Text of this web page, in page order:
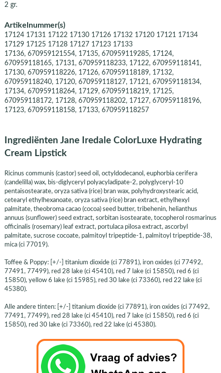
2 gr.
Artikelnummer(s)
17124 17131 17122 17130 17126 17132 17120 17121 17134
17129 17125 17128 17127 17123 17133
17136, 670959121554, 17135, 670959119285, 17124,
670959118165, 17131, 670959118233, 17122, 670959118141,
17130, 670959118226, 17126, 670959118189, 17132,
670959118240, 17120, 670959118127, 17121, 670959118134,
17134, 670959118264, 17129, 670959118219, 17125,
670959118172, 17128, 670959118202, 17127, 670959118196,
17123, 670959118158, 17133, 670959118257
Ingrediënten Jane Iredale ColorLuxe Hydrating
Cream Lipstick
Ricinus communis (castor) seed oil, octyldodecanol, euphorbia cerifera
(candelilla) wax, bis-diglyceryl polyacyladipate-2, polyglyceryl-10
pentaisostearate, oryza sativa (rice) bran wax, polyhydroxystearic acid,
cetearyl ethylhexanoate, oryza sativa (rice) bran extract, ethylhexyl
palmitate, theobroma cacao (cocoa) seed butter, tribehenin, helianthus
annuus (sunflower) seed extract, sorbitan isostearate, tocopherol rosmarinus
officinalis (rosemary) leaf extract, portulaca pilosa extract, ascorbyl
palmitate, sucrose cocoate, palmitoyl tripeptide-1, palmitoyl tripeptide-38,
mica (ci 77019).
Toffee & Poppy: [+/-] titanium dioxide (ci 77891), iron oxides (ci 77492,
77491, 77499), red 28 lake (ci 45410), red 7 lake (ci 15850), red 6 (ci
15850), yellow 6 lake (ci 15985), red 30 lake (ci 73360), red 22 lake (ci
45380).
Alle andere tinten: [+/-] titanium dioxide (ci 77891), iron oxides (ci 77492,
77491, 77499), red 28 lake (ci 45410), red 7 lake (ci 15850), red 6 (ci
15850), red 30 lake (ci 73360), red 22 lake (ci 45380).